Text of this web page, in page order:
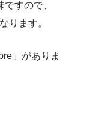
すので、
ります。
」がありま